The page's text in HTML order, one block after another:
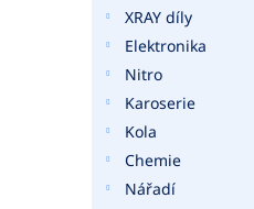
XRAY díly
Elektronika
Nitro
Karoserie
Kola
Chemie
Nářadí